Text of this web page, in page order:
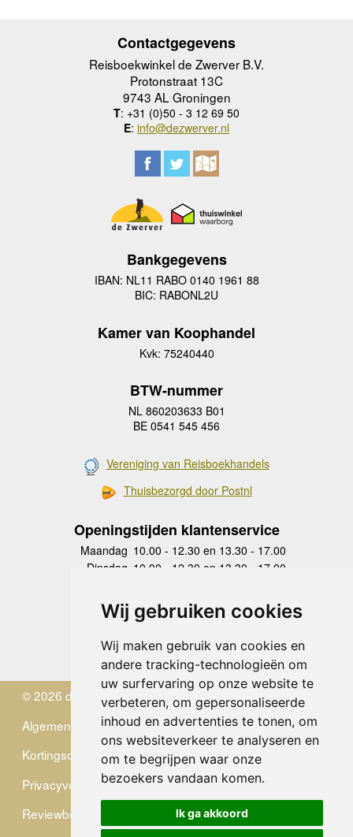
Wij gebruiken cookies
Wij maken gebruik van cookies en
andere tracking-technologieën om
uw surfervaring op onze website te
verbeteren, om gepersonaliseerde
inhoud en advertenties te tonen, om
ons websiteverkeer te analyseren en
om te begrijpen waar onze
bezoekers vandaan komen.
Ik ga akkoord
Contactgegevens
Reisboekwinkel de Zwerver B.V.
Protonstraat 13C
9743 AL Groningen
T: +31 (0)50 - 3 12 69 50
E: info@dezwerver.nl
Bankgegevens
IBAN: NL11 RABO 0140 1961 88
BIC: RABONL2U
Kamer van Koophandel
Kvk: 75240440
BTW-nummer
NL 860203633 B01
BE 0541 545 456
Vereniging van Reisboekhandels
Thuisbezorgd door Postnl
Openingstijden klantenservice
Maandag 10.00 - 12.30 en 13.30 - 17.00
Dinsdag 10.00 - 12.30 en 13.30 - 17.00
Donderdag
10.00 - 12.30 en 13.30 - 17.00
Vrijdag 10.00 - 12.30 en 13.30 - 17.00
Zaterdag
gesloten
Zondag gesloten
© 2026 de Zwerver
Algemene Voorwaarden
Kortingscode
Privacyverklaring
Reviewbeleid